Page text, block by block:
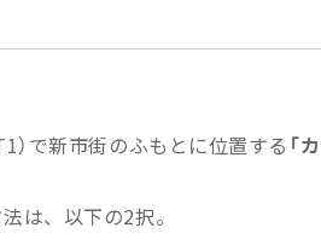
）で新市街のふもとに位置する 「
は、以下の2択。